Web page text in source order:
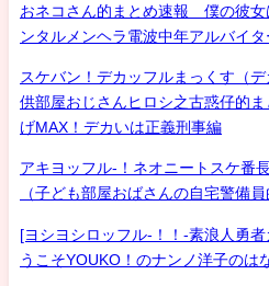
おネコさん的まとめ速報 僕の彼女
ンタルメンヘラ電波中年アルバイ
スケバン！デカッフルまっくす（
供部屋おじさんヒロシ之古惑仔的
げMAX！デカいは正義刑事編
アキヨッフル-！ネオニートスケ番
（子ども部屋おばさんの自宅警備員
[ヨシヨシロッフル-！！-素浪人勇
うこそYOUKO！のナンノ洋子のは